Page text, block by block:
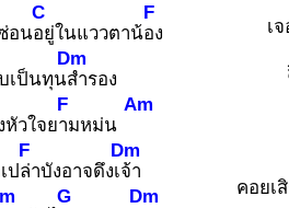
อน
C
อยู่ในแววตาน้
F
อง
เป็นทุน
Dm
สำรอง
หัวใจย
F
ามหม่น
Am
ป
F
ล่าบังอาจดึงเ
Dm
จ้า
G Dm
เ
คอยเ